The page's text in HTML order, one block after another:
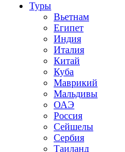
Туры
Вьетнам
Египет
Индия
Италия
Китай
Куба
Маврикий
Мальдивы
ОАЭ
Россия
Сейшелы
Сербия
Таиланд